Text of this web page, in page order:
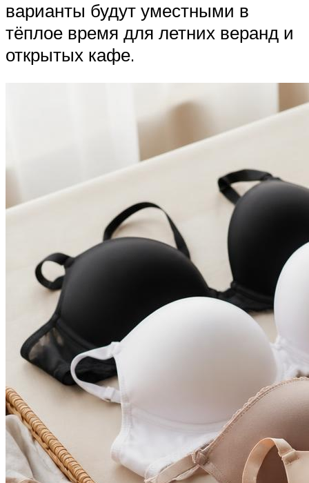
варианты будут уместными в
тёплое время для летних веранд и
открытых кафе.